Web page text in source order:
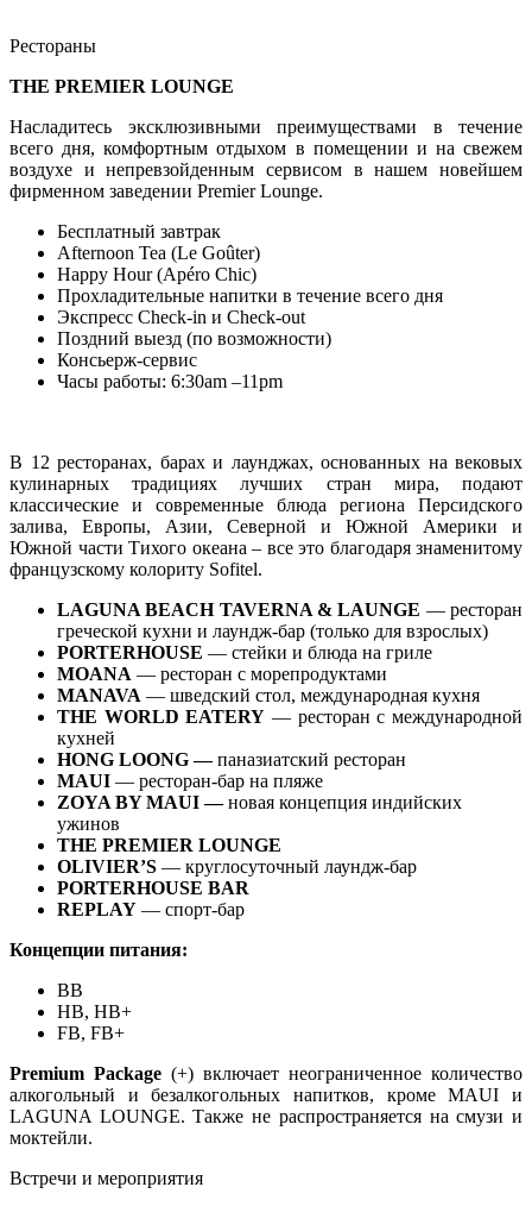
Рестораны
THE PREMIER LOUNGE
Насладитесь эксклюзивными преимуществами в течение
всего дня, комфортным отдыхом в помещении и на свежем
воздухе и непревзойденным сервисом в нашем новейшем
фирменном заведении Premier Lounge.
Бесплатный завтрак
Afternoon Tea (Le Goûter)
Happy Hour (Apéro Chic)
Прохладительные напитки в течение всего дня
Экспресс Check-in и Check-out
Поздний выезд (по возможности)
Консьерж-сервис
Часы работы: 6:30am –11pm
В 12 ресторанах, барах и лаунджах, основанных на вековых
кулинарных традициях лучших стран мира, подают
классические и современные блюда региона Персидского
залива, Европы, Азии, Северной и Южной Америки и
Южной части Тихого океана – все это благодаря знаменитому
французскому колориту Sofitel.
LAGUNA BEACH TAVERNA & LAUNGE — ресторан
греческой кухни и лаундж-бар (только для взрослых)
PORTERHOUSE — стейки и блюда на гриле
MOANA — ресторан с морепродуктами
MANAVA — шведский стол, международная кухня
THE WORLD EATERY — ресторан с международной
кухней
HONG LOONG —паназиатский ресторан
MAUI — ресторан-бар на пляже
ZOYA BY MAUI —новая концепция индийских
ужинов
THE PREMIER LOUNGE
OLIVIER’S — круглосуточный лаундж-бар
PORTERHOUSE BAR
REPLAY — спорт-бар
Концепции питания:
BB
HB, HB+
FB, FB+
Premium Package (+) включает неограниченное количество
алкогольный и безалкогольных напитков, кроме MAUI и
LAGUNA LOUNGE. Также не распространяется на смузи и
моктейли.
Встречи и мероприятия